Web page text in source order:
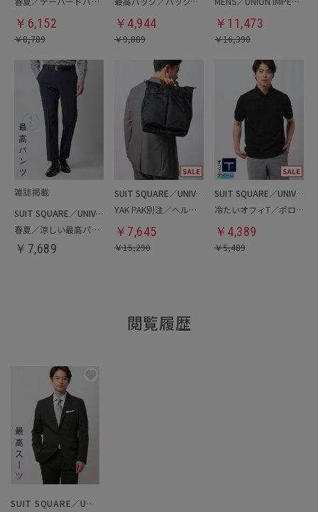
￥ 6,152
￥8,789
￥ 4,944
￥9,889
￥ 11,473
￥16,390
SUIT SQUARE／UNIVERSAL LANGUAGE
春夏／涼しい最高パンツ
￥ 7,689
SUIT SQUARE／UNIVERSAL LANGUAGE
YAK PAK別注／ヘルメットバッグ
￥ 7,645
￥15,290
SUIT SQUARE／UNIVERSAL LANGUAGE
冷たいオフィT／ポロシャツ
￥ 4,389
￥5,489
閲覧履歴
SUIT SQUARE／UNIVERSAL LANGUAGE